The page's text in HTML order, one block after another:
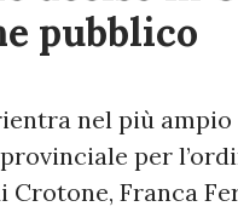
pubblico
nel più
per
Crotone, Franca